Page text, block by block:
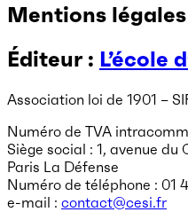
Mentions légales
Éditeur : L’école
Association loi de 1901 –
Numéro de TVA
Siège social : 1, avenue du
Paris La Défense
Numéro de téléphone : 01
e-mail : contact@cesi.fr